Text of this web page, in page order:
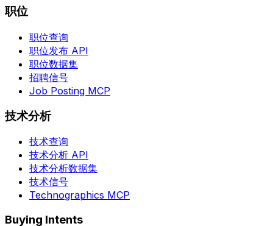
职位
职位查询
职位发布 API
职位数据集
招聘信号
Job Posting MCP
技术分析
技术查询
技术分析 API
技术分析数据集
技术信号
Technographics MCP
Buying Intents